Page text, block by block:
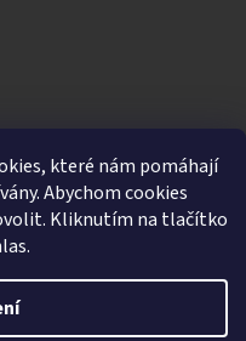
které nám pomáhají
Abychom cookies
Kliknutím na tlačítko